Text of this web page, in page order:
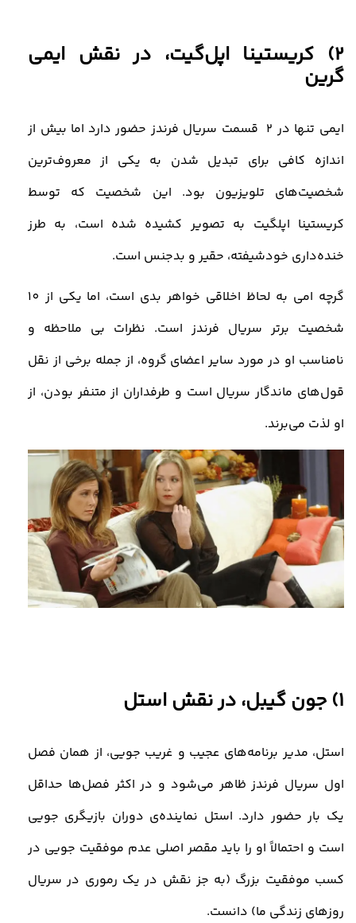
2) کریستینا اپل‌گیت، در نقش ایمی
گرین
ایمی تنها در 2 قسمت سریال فرندز حضور دارد اما بیش از
اندازه کافی برای تبدیل شدن به یکی از معروف‌ترین
شخصیت‌های تلویزیون بود. این شخصیت که توسط
کریستینا اپلگیت به تصویر کشیده شده است، به طرز
خنده‌داری خودشیفته، حقیر و بدجنس است.
گرچه امی به لحاظ اخلاقی خواهر بدی است، اما یکی از 10
شخصیت برتر سریال فرندز است. نظرات بی‌ ملاحظه و
نامناسب او در مورد سایر اعضای گروه، از جمله برخی از نقل
قول‌های ماندگار سریال است و طرفداران از متنفر بودن، از
او لذت می‌برند.
1) جون گیبل، در نقش استل
استل، مدیر برنامه‌های عجیب و غریب جویی، از همان فصل
اول سریال فرندز ظاهر می‌شود و در اکثر فصل‌ها حداقل
یک بار حضور دارد. استل نماینده‌ی دوران بازیگری جویی
است و احتمالاً او را باید مقصر اصلی عدم موفقیت جویی در
کسب موفقیت بزرگ (به جز نقش در یک رموری در سریال
روزهای زندگی ما) دانست.